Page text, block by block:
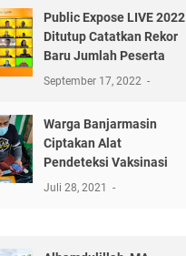
Public Expose LIVE 2022
Ditutup Catatkan Rekor
Baru Jumlah Peserta
September 17, 2022
Warga Banjarmasin
Ciptakan Alat
Pendeteksi Vaksinasi
Juli 28, 2021